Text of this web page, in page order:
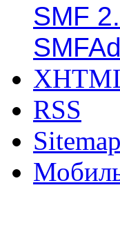
SMF
RSS